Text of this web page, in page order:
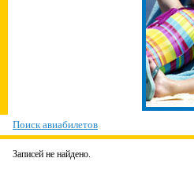
Поиск авиабилетов
Записей не найдено.